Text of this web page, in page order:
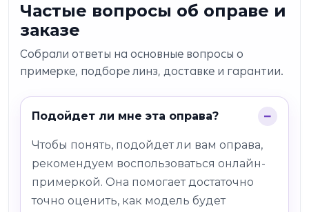
Частые вопросы об оправе и
заказе
Собрали ответы на основные вопросы о
примерке, подборе линз, доставке и гарантии.
Подойдет ли мне эта оправа?
Чтобы понять, подойдет ли вам оправа,
рекомендуем воспользоваться онлайн-
примеркой. Она помогает достаточно
точно оценить, как модель будет